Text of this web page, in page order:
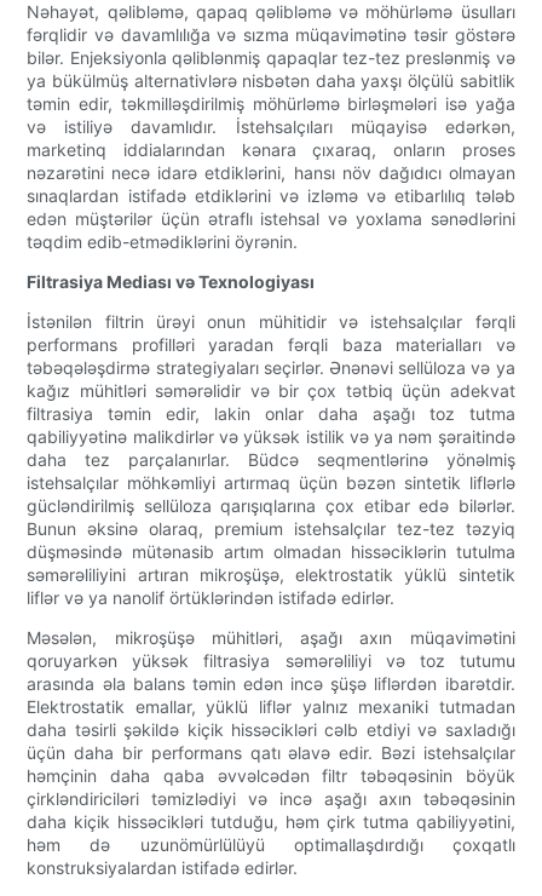
Nəhayət, qəlibləmə, qapaq qəlibləmə və möhürləmə üsulları
fərqlidir və davamlılığa və sızma müqavimətinə təsir göstərə
bilər. Enjeksiyonla qəliblənmiş qapaqlar tez-tez preslənmiş və
ya bükülmüş alternativlərə nisbətən daha yaxşı ölçülü sabitlik
təmin edir, təkmilləşdirilmiş möhürləmə birləşmələri isə yağa
və istiliyə davamlıdır. İstehsalçıları müqayisə edərkən,
marketinq iddialarından kənara çıxaraq, onların proses
nəzarətini necə idarə etdiklərini, hansı növ dağıdıcı olmayan
sınaqlardan istifadə etdiklərini və izləmə və etibarlılıq tələb
edən müştərilər üçün ətraflı istehsal və yoxlama sənədlərini
təqdim edib-etmədiklərini öyrənin.
Filtrasiya Mediası və Texnologiyası
İstənilən filtrin ürəyi onun mühitidir və istehsalçılar fərqli
performans profilləri yaradan fərqli baza materialları və
təbəqələşdirmə strategiyaları seçirlər. Ənənəvi sellüloza və ya
kağız mühitləri səmərəlidir və bir çox tətbiq üçün adekvat
filtrasiya təmin edir, lakin onlar daha aşağı toz tutma
qabiliyyətinə malikdirlər və yüksək istilik və ya nəm şəraitində
daha tez parçalanırlar. Büdcə seqmentlərinə yönəlmiş
istehsalçılar möhkəmliyi artırmaq üçün bəzən sintetik liflərlə
gücləndirilmiş sellüloza qarışıqlarına çox etibar edə bilərlər.
Bunun əksinə olaraq, premium istehsalçılar tez-tez təzyiq
düşməsində mütənasib artım olmadan hissəciklərin tutulma
səmərəliliyini artıran mikroşüşə, elektrostatik yüklü sintetik
liflər və ya nanolif örtüklərindən istifadə edirlər.
Məsələn, mikroşüşə mühitləri, aşağı axın müqavimətini
qoruyarkən yüksək filtrasiya səmərəliliyi və toz tutumu
arasında əla balans təmin edən incə şüşə liflərdən ibarətdir.
Elektrostatik emallar, yüklü liflər yalnız mexaniki tutmadan
daha təsirli şəkildə kiçik hissəcikləri cəlb etdiyi və saxladığı
üçün daha bir performans qatı əlavə edir. Bəzi istehsalçılar
həmçinin daha qaba əvvəlcədən filtr təbəqəsinin böyük
çirkləndiriciləri təmizlədiyi və incə aşağı axın təbəqəsinin
daha kiçik hissəcikləri tutduğu, həm çirk tutma qabiliyyətini,
həm də uzunömürlülüyü optimallaşdırdığı çoxqatlı
konstruksiyalardan istifadə edirlər.